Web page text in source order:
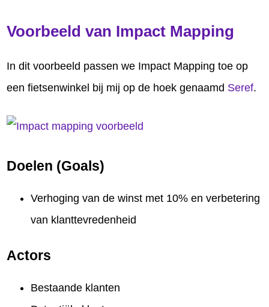
Voorbeeld van Impact Mapping
In dit voorbeeld passen we Impact Mapping toe op
een fietsenwinkel bij mij op de hoek genaamd Seref.
Doelen (Goals)
Verhoging van de winst met 10% en verbetering
van klanttevredenheid
Actors
Bestaande klanten